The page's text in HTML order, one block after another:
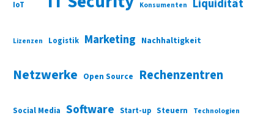
IoT Konsumenten Liquidität
Lizenzen Logistik Marketing Nachhaltigkeit
Netzwerke Open Source Rechenzentren
Social Media Software Start-up Steuern Technologien